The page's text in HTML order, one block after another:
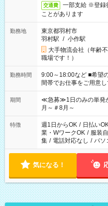
交通費
一部支給 ※登録
ことがあります
勤務地
東京都羽村市
羽村駅 / 小作駅
大手物流会社（年齢
職場です！）
勤務時間
9:00～18:00など ■希望の時間帯
間帯でお仕事をご用意
17:00～22:00 13:00～
期間
≪急募≫1日のみの単発
月～＃8月～
特徴 週1日からOK / 日払い
業・WワークOK / 服装
集 / 電話対応なし / パソ
気になる！